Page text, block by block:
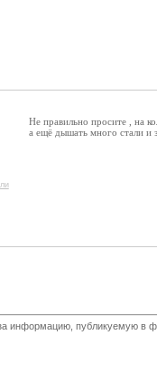
Не правильно просите , на
а ещё дышать много стали и
информацию, публикуемую